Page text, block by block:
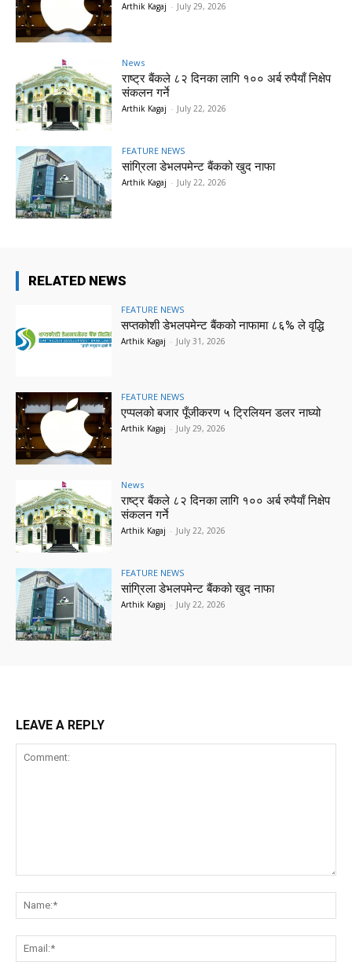
Arthik Kagaj - July 29, 2026
News
राष्ट्र बैंकले ८२ दिनका लागि १०० अर्ब रुपैयाँ निक्षेप
संकलन गर्ने
Arthik Kagaj - July 22, 2026
FEATURE NEWS
सांग्रिला डेभलपमेन्ट बैंकको खुद नाफा
Arthik Kagaj - July 22, 2026
RELATED NEWS
FEATURE NEWS
सप्तकोशी डेभलपमेन्ट बैंकको नाफामा ८६% ले वृद्धि
Arthik Kagaj - July 31, 2026
FEATURE NEWS
एप्पलको बजार पूँजीकरण ५ ट्रिलियन डलर नाघ्यो
Arthik Kagaj - July 29, 2026
News
राष्ट्र बैंकले ८२ दिनका लागि १०० अर्ब रुपैयाँ निक्षेप
संकलन गर्ने
Arthik Kagaj - July 22, 2026
FEATURE NEWS
सांग्रिला डेभलपमेन्ट बैंकको खुद नाफा
Arthik Kagaj - July 22, 2026
LEAVE A REPLY